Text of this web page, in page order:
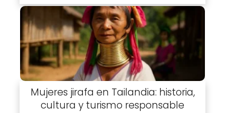
Mujeres jirafa en Tailandia: historia,
cultura y turismo responsable